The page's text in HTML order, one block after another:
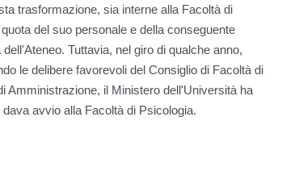
trasformazione, sia interne alla Facoltà di
del suo personale e della conseguente
Tuttavia, nel giro di qualche anno,
le delibere favorevoli del Consiglio di Facoltà di
Amministrazione, il Ministero dell'Università ha
avvio alla Facoltà di Psicologia.